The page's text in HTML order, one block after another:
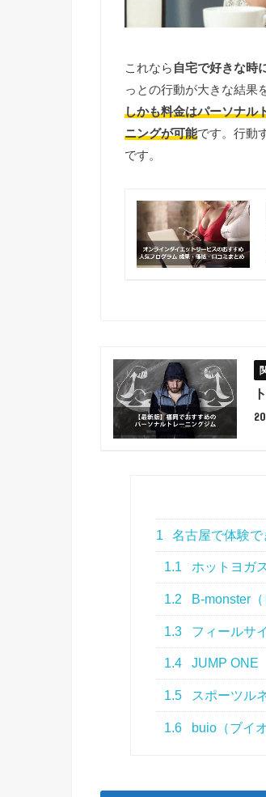
これなら 自宅で好きな時
っとの行動が大きな結果
しかも料金はパーソナル
ニングが可能です。行動
です。
1 名古屋で体験
1.1 ホットヨガ
1.2 B-monster（
1.3 フィールサ
1.4 JUMP ONE
1.5 スポーツル
1.6 buio（ブイオ